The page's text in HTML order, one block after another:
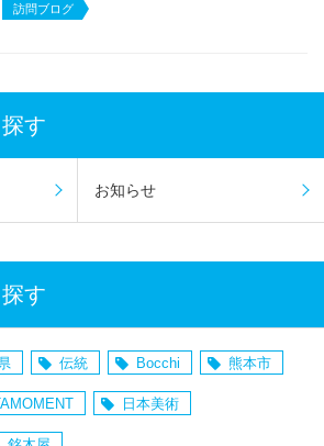
訪問ブログ
す
お知らせ
す
伝統 Bocchi 熊本市
日本美術